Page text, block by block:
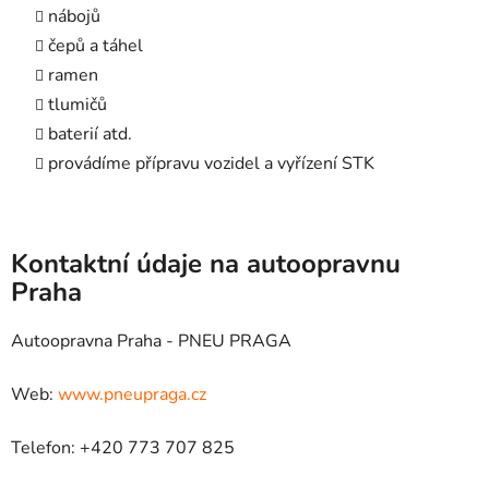
nábojů
čepů a táhel
ramen
tlumičů
baterií atd.
provádíme přípravu vozidel a vyřízení STK
Kontaktní údaje na autoopravnu
Praha
Autoopravna Praha - PNEU PRAGA
Web: www.pneupraga.cz
Telefon: +420 773 707 825